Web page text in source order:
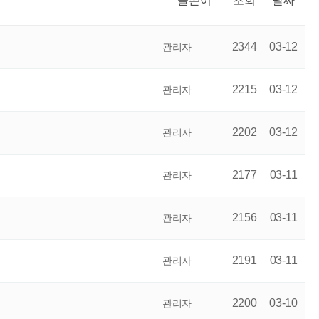
관리자 2344 03-12
관리자 2215 03-12
관리자 2202 03-12
관리자 2177 03-11
관리자 2156 03-11
관리자 2191 03-11
관리자 2200 03-10